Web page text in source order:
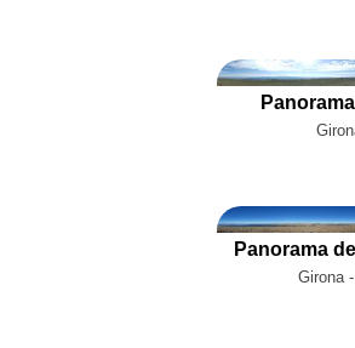
Panorama
Girona